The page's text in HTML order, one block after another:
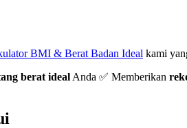
BMI & Berat Badan Ideal kami
berat ideal Anda ✅ Memberikan